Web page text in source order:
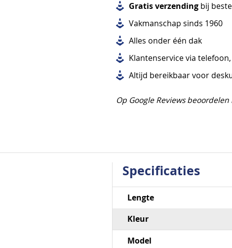
Gratis verzending bij
Vakmanschap sinds 1960
Alles onder één dak
Klantenservice via
Altijd bereikbaar voor
Op Google Reviews
Specificaties
Specificaties
Lengte
Kleur
Model